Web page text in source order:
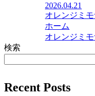
2026.04.21
オレンジミ
ホーム
オレンジミ
検索
Recent Posts